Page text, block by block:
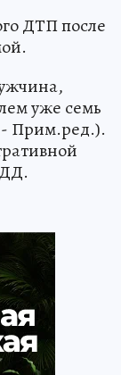
ДТП после
уже семь
- Прим.ред.).